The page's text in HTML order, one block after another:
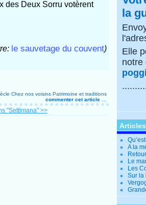
des Deux Sorru votèrent
le sauvetage du couvent)
Chez nos voisins Patrimoine et traditions
commenter cet article
"Settimana" >>
la
Elle
notre
A la
Le
Les
Sur la